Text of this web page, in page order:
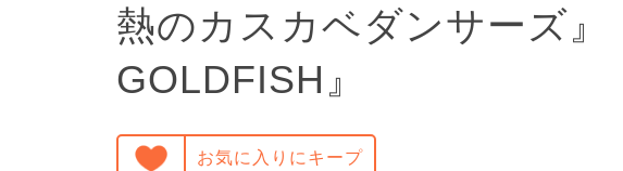
熱のカスカベダンサーズ』
GOLDFISH』
お気に入りにキープ